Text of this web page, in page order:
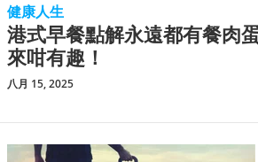
健康人生
港式早餐點解永遠都有餐肉
來咁有趣！
八月 15, 2025